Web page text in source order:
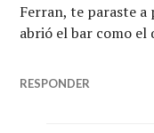
Ferran, te paraste a
abrió el bar como el
RESPONDER